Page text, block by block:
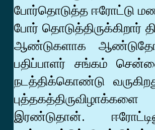
போர்தொடுத்த ஈரோட்டு
போர்
ஆண்டுகளாக
பதிப்பாளர் சங்கம்
நடத்திக்கொண்டு
இரண்டுதான்.